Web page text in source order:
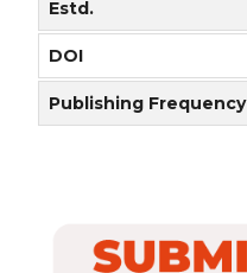
Estd.
DOI
Publishing Frequency